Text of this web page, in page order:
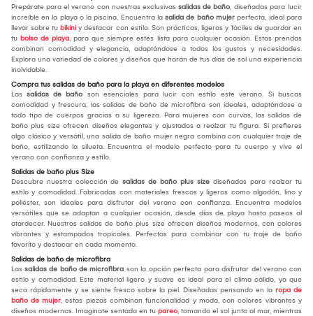
Prepárate para el verano con nuestras exclusivas salidas de baño, diseñadas para lucir
increíble en la playa o la piscina. Encuentra la salida de baño mujer perfecta, ideal para
llevar sobre tu bikiniy destacar con estilo. Son prácticas, ligeras y fáciles de guardar en
tu bolso de playa, para que siempre estés lista para cualquier ocasión. Estas prendas
combinan comodidad y elegancia, adaptándose a todos los gustos y necesidades.
Explora una variedad de colores y diseños que harán de tus días de sol una experiencia
inolvidable.
Compra tus salidas de baño para la playa en diferentes modelos
Las salidas de baño son esenciales para lucir con estilo este verano. Si buscas
comodidad y frescura, las salidas de baño de microfibra son ideales, adaptándose a
todo tipo de cuerpos gracias a su ligereza. Para mujeres con curvas, las salidas de
baño plus size ofrecen diseños elegantes y ajustados a realzar tu figura. Si prefieres
algo clásico y versátil, una salida de baño mujer negra combina con cualquier traje de
baño, estilizando la silueta. Encuentra el modelo perfecto para tu cuerpo y vive el
verano con confianza y estilo.
Salidas de baño plus Size
Descubre nuestra colección de salidas de baño plus size diseñadas para realzar tu
estilo y comodidad. Fabricadas con materiales frescos y ligeros como algodón, lino y
poliéster, son ideales para disfrutar del verano con confianza. Encuentra modelos
versátiles que se adaptan a cualquier ocasión, desde días de playa hasta paseos al
atardecer. Nuestras salidas de baño plus size ofrecen diseños modernos, con colores
vibrantes y estampados tropicales. Perfectas para combinar con tu traje de baño
favorito y destacar en cada momento.
Salidas de baño de microfibra
Las salidas de baño de microfibra son la opción perfecta para disfrutar del verano con
estilo y comodidad. Este material ligero y suave es ideal para el clima cálido, ya que
seca rápidamente y se siente fresco sobre la piel. Diseñadas pensando en la ropa de
baño de mujer, estas piezas combinan funcionalidad y moda, con colores vibrantes y
diseños modernos. Imagínate sentada en tu pareo, tomando el sol junto al mar, mientras